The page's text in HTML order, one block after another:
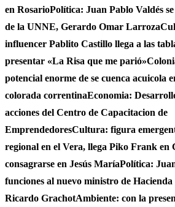
en RosarioPolítica: Juan Pablo Valdés
de la UNNE, Gerardo Omar Larroza
influencer Pablito Castillo llega a las
presentar «La Risa que me parió»
potencial enorme de se cuenca acuicola
colorada correntinaEconomia:
acciones del Centro de Capacitacion de
EmprendedoresCultura: figura
regional en el Vera, llega Piko Frank en
consagrarse en Jesús MaríaPolítica:
funciones al nuevo ministro de
Ricardo GrachotAmbiente: con la